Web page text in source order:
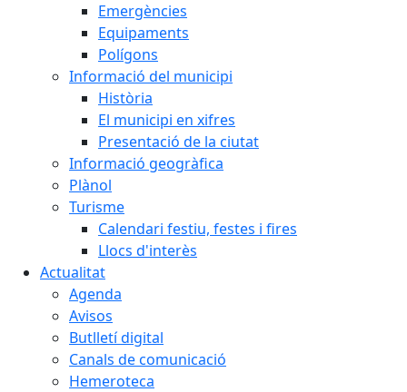
Emergències
Equipaments
Polígons
Informació del municipi
Història
El municipi en xifres
Presentació de la ciutat
Informació geogràfica
Plànol
Turisme
Calendari festiu, festes i fires
Llocs d'interès
Actualitat
Agenda
Avisos
Butlletí digital
Canals de comunicació
Hemeroteca